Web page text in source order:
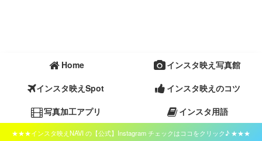
Home
インスタ映え写真館
インスタ映えSpot
インスタ映えのコツ
写真加工アプリ
インスタ用語
★★★インスタ映えNAVI の【公式】Instagram チェックはココをクリック♪ ★★★